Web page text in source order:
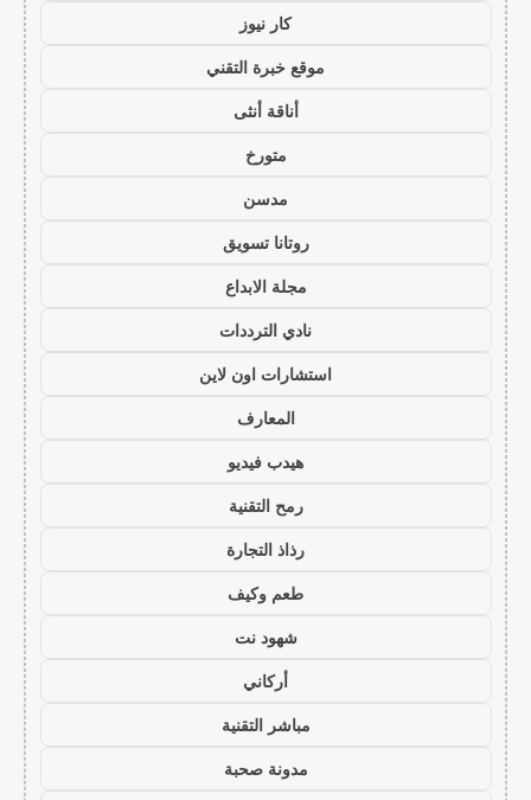
كار نيوز
موقع خبرة التقني
أناقة أنثى
متورخ
مدسن
روتانا تسويق
مجلة الابداع
نادي الترددات
استشارات اون لاين
المعارف
هيدب فيديو
رمح التقنية
رذاذ التجارة
طعم وكيف
شهود نت
أركاني
مباشر التقنية
مدونة صحبة